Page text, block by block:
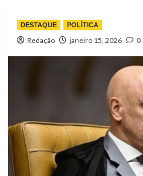
DESTAQUE POLÍTICA
Redação janeiro 15, 2026 0